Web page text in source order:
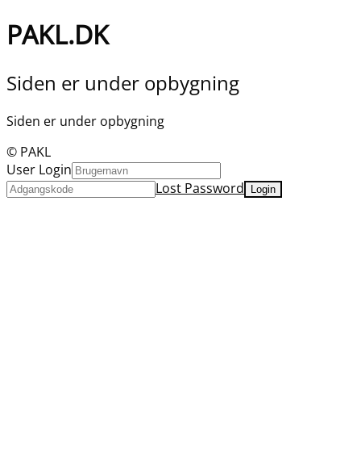
PAKL.DK
Siden er under opbygning
Siden er under opbygning
© PAKL
User Login
Lost Password